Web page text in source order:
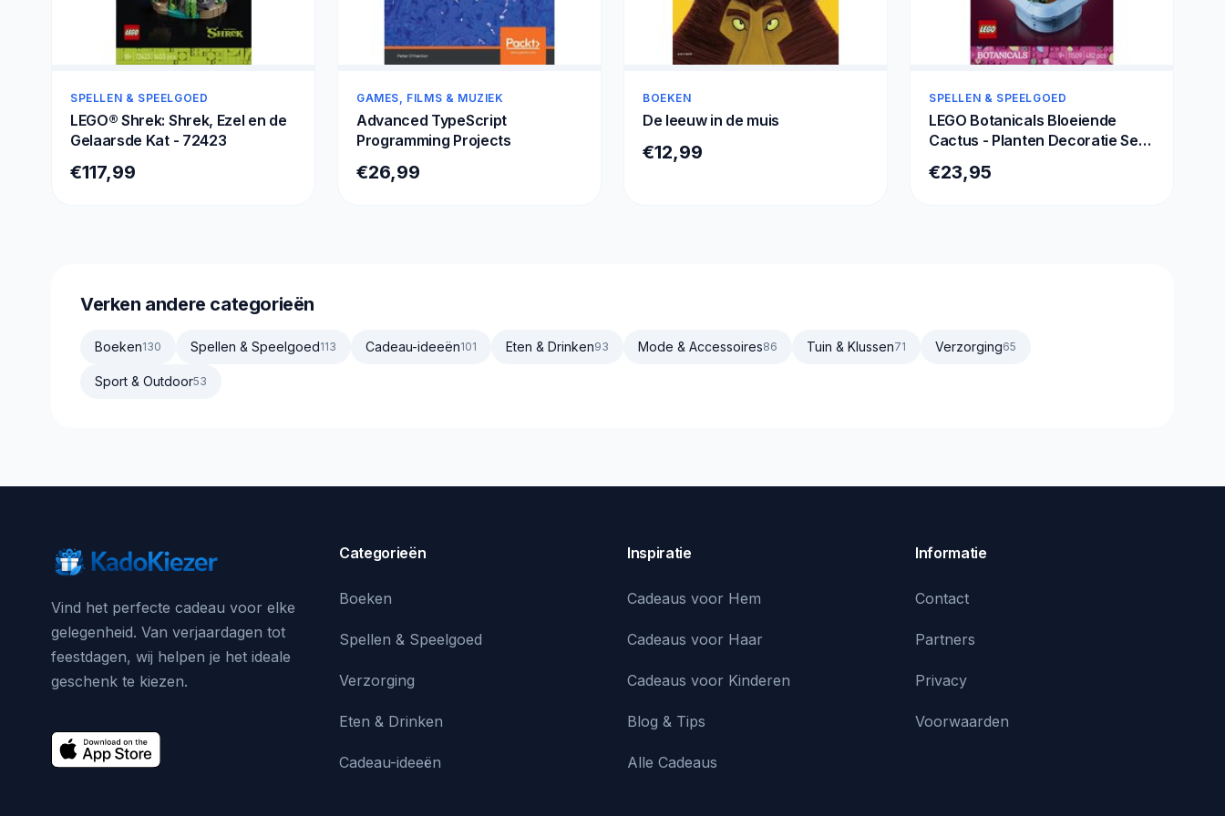
SPELLEN & SPEELGOED
LEGO® Shrek: Shrek, Ezel en de
Gelaarsde Kat - 72423
€117,99
GAMES, FILMS & MUZIEK
Advanced TypeScript
Programming Projects
€26,99
BOEKEN
De leeuw in de muis
€12,99
SPELLEN & SPEELGOED
LEGO Botanicals Bloeiende
Cactus - Planten Decoratie Set -
€23,95
Verken andere categorieën
Boeken130 Spellen & Speelgoed113 Cadeau-ideeën101 Eten & Drinken93 Mode & Accessoires86 Tuin & Klussen71 Verzorging65
Sport & Outdoor53
Vind het perfecte cadeau voor elke
gelegenheid. Van verjaardagen tot
feestdagen, wij helpen je het ideale
geschenk te kiezen.
Categorieën
Boeken
Spellen & Speelgoed
Verzorging
Eten & Drinken
Cadeau-ideeën
Inspiratie
Cadeaus voor Hem
Cadeaus voor Haar
Cadeaus voor Kinderen
Blog & Tips
Alle Cadeaus
Informatie
Contact
Partners
Privacy
Voorwaarden